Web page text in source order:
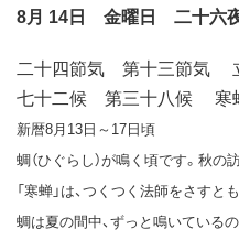
8月 14日 金曜日 二十六
二十四節気 第十三節気 立
七十二候 第三十八候 寒蝉
新暦8月13日～17日頃
蜩（ひぐらし）が鳴く頃です。秋の
「寒蝉」は、つくつく法師をさすと
蜩は夏の間中、ずっと鳴いている